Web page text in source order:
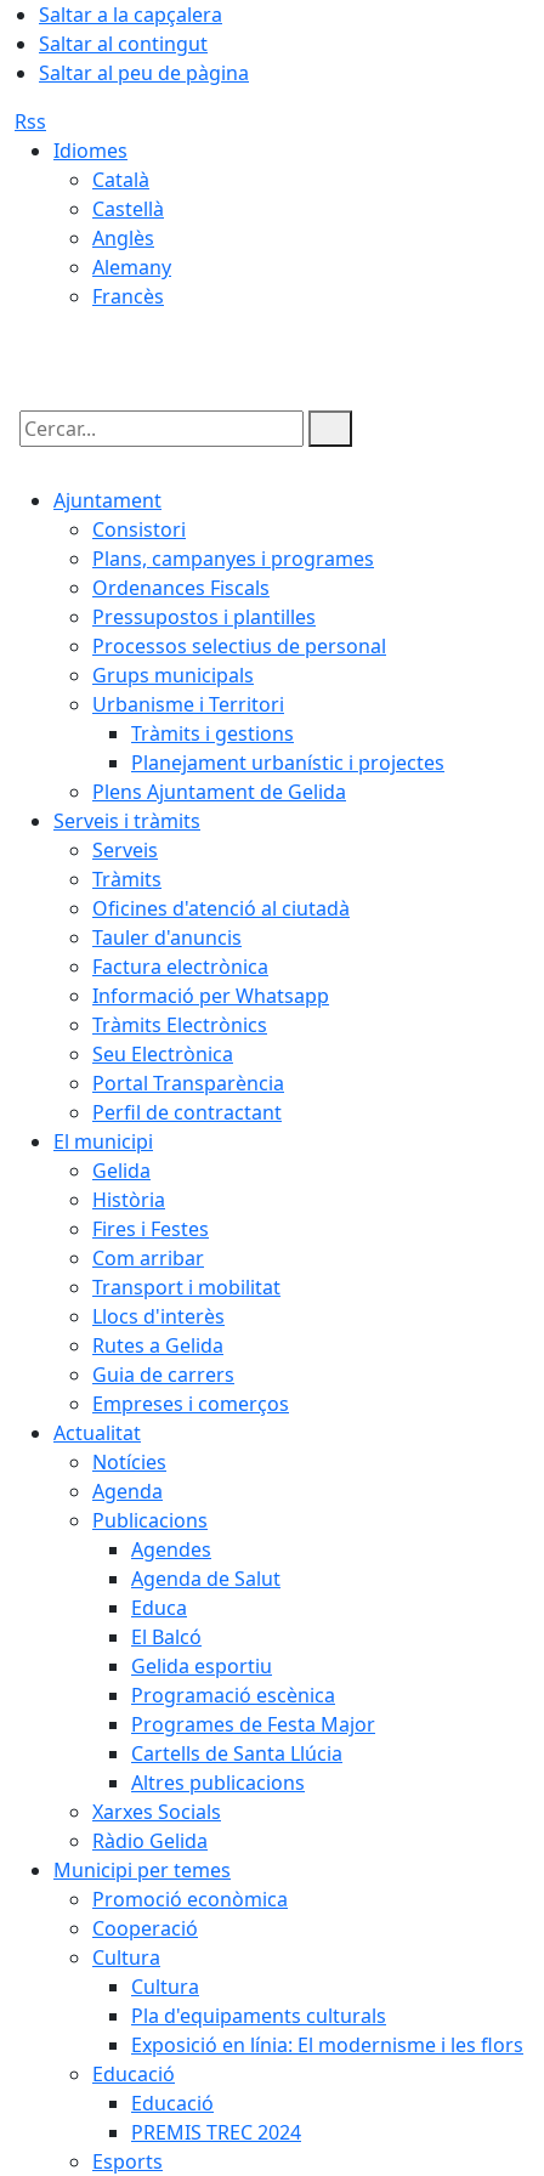
Saltar a la capçalera
Saltar al contingut
Saltar al peu de pàgina
Rss
Idiomes
Català
Castellà
Anglès
Alemany
Francès
Cercar:
Ajuntament
Consistori
Plans, campanyes i programes
Ordenances Fiscals
Pressupostos i plantilles
Processos selectius de personal
Grups municipals
Urbanisme i Territori
Tràmits i gestions
Planejament urbanístic i projectes
Plens Ajuntament de Gelida
Serveis i tràmits
Serveis
Tràmits
Oficines d'atenció al ciutadà
Tauler d'anuncis
Factura electrònica
Informació per Whatsapp
Tràmits Electrònics
Seu Electrònica
Portal Transparència
Perfil de contractant
El municipi
Gelida
Història
Fires i Festes
Com arribar
Transport i mobilitat
Llocs d'interès
Rutes a Gelida
Guia de carrers
Empreses i comerços
Actualitat
Notícies
Agenda
Publicacions
Agendes
Agenda de Salut
Educa
El Balcó
Gelida esportiu
Programació escènica
Programes de Festa Major
Cartells de Santa Llúcia
Altres publicacions
Xarxes Socials
Ràdio Gelida
Municipi per temes
Promoció econòmica
Cooperació
Cultura
Cultura
Pla d'equipaments culturals
Exposició en línia: El modernisme i les flors
Educació
Educació
PREMIS TREC 2024
Esports